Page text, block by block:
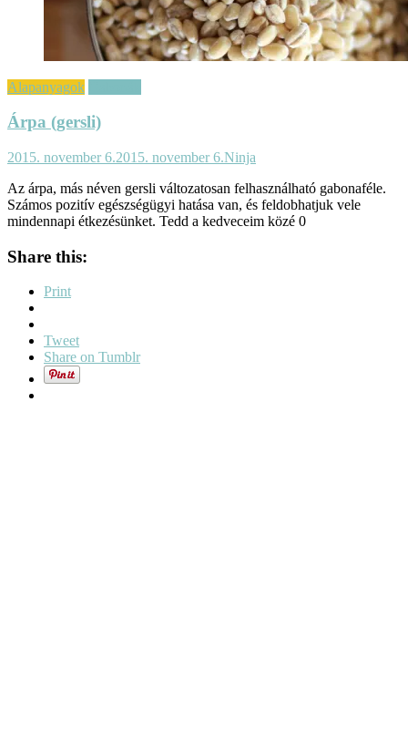
Alapanyagok
Árpa (gersli)
2015. november 6.2015. november 6.Ninja
Az árpa, más néven gersli változatosan felhasználható gabonaféle.
Számos pozitív egészségügyi hatása van, és feldobhatjuk vele
mindennapi étkezésünket. Tedd a kedveceim közé 0
Share this:
Print
Tweet
Share on Tumblr